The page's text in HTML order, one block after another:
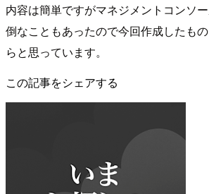
内容は簡単ですがマネジメントコンソ
倒なこともあったので今回作成したも
らと思っています。
この記事をシェアする